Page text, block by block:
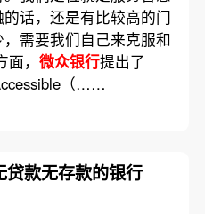
话，还是有比较高的门
需要我们自己来克服和
， 微众银行提出了
（……
贷款无存款的银行